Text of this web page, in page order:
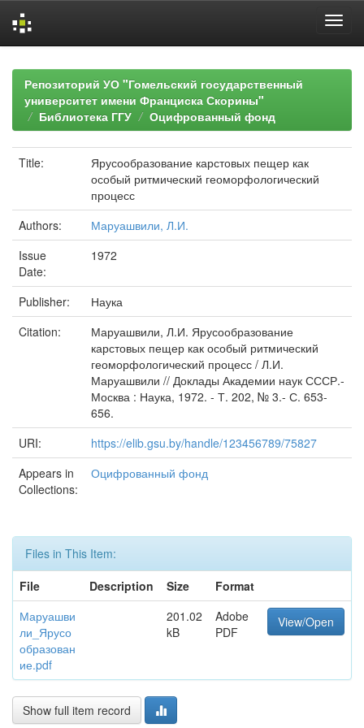
navigationРепозиторий УО "Гомельский государственный
университет имени Франциска Скорины"
Библиотека ГГУ
Оцифрованный фонд
Title:
Ярусообразование карстовых пещер как
особый ритмический геоморфологический
процесс
Authors:
Маруашвили, Л.И.
Issue
Date:
1972
Publisher:
Наука
Citation:
Маруашвили, Л.И. Ярусообразование
карстовых пещер как особый ритмический
геоморфологический процесс / Л.И.
Маруашвили // Доклады Академии наук СССР.-
Москва : Наука, 1972. - Т. 202, № 3.- С. 653-
656.
URI:
https://elib.gsu.by/handle/123456789/75827
Appears in
Collections:
Оцифрованный фонд
Files in This Item:
File
Description Size
Format
Маруашви
ли_Ярусо
образован
ие.pdf
201.02
kB
Adobe
PDF
View/Open
Show full item record